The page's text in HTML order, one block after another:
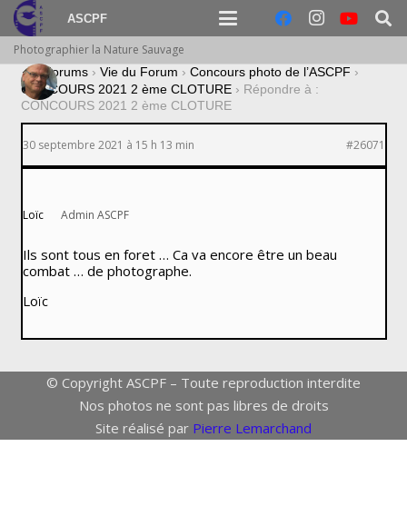
ASCPF
Photographier la Nature Sauvage
› Forums › Vie du Forum › Concours photo de l’ASCPF ›
CONCOURS 2021 2 ème CLOTURE › Répondre à :
CONCOURS 2021 2 ème CLOTURE
30 septembre 2021 à 15 h 13 min #26071
Loïc Admin ASCPF
Ils sont tous en foret … Ca va encore être un beau
combat … de photographe.
Loïc
© Copyright ASCPF – Toute reproduction interdite
Nos photos ne sont pas libres de droits
Site réalisé par Pierre Lemarchand